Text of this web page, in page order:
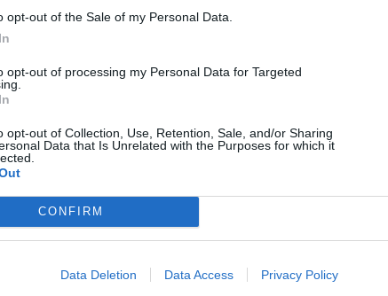
opt-out of the Sale of my Personal Data.
opt-out of processing my Personal Data for Targeted
opt-out of Collection, Use, Retention, Sale, and/or Sharing
Data that Is Unrelated with the Purposes for which it
CONFIRM
Data Deletion Data Access Privacy Policy
van De Foresters (-2010) en
volgende clubs:
het shirt van de Amsterdamse topclub
professionele voetbal op 15 oktober 2018
tegen Jong PSV. Zijn debuut voor het eerste
in een wedstrijd tegen PEC Zwolle.
Kenneth Taylor van zijn vorige club naar
marktwaarde?